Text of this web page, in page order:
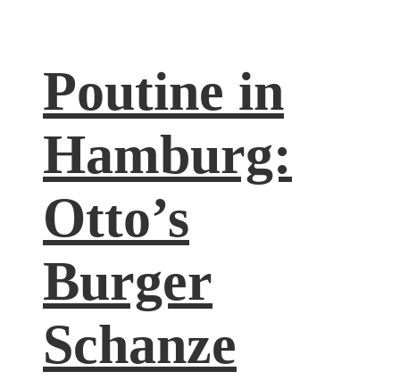
Poutine in
Hamburg:
Otto’s
Burger
Schanze